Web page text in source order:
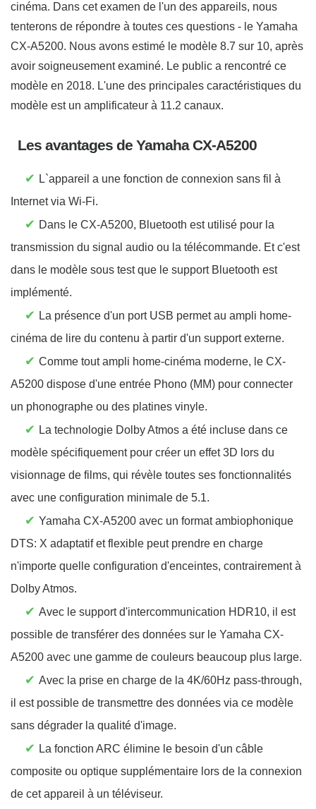
cinéma. Dans cet examen de l'un des appareils, nous
tenterons de répondre à toutes ces questions - le Yamaha
CX-A5200. Nous avons estimé le modèle 8.7 sur 10, après
avoir soigneusement examiné. Le public a rencontré ce
modèle en 2018. L'une des principales caractéristiques du
modèle est un amplificateur à 11.2 canaux.
Les avantages de Yamaha CX-A5200
✔ L`appareil a une fonction de connexion sans fil à
Internet via Wi-Fi.
✔ Dans le CX-A5200, Bluetooth est utilisé pour la
transmission du signal audio ou la télécommande. Et c'est
dans le modèle sous test que le support Bluetooth est
implémenté.
✔ La présence d'un port USB permet au ampli home-
cinéma de lire du contenu à partir d'un support externe.
✔ Comme tout ampli home-cinéma moderne, le CX-
A5200 dispose d'une entrée Phono (MM) pour connecter
un phonographe ou des platines vinyle.
✔ La technologie Dolby Atmos a été incluse dans ce
modèle spécifiquement pour créer un effet 3D lors du
visionnage de films, qui révèle toutes ses fonctionnalités
avec une configuration minimale de 5.1.
✔ Yamaha CX-A5200 avec un format ambiophonique
DTS: X adaptatif et flexible peut prendre en charge
n'importe quelle configuration d'enceintes, contrairement à
Dolby Atmos.
✔ Avec le support d'intercommunication HDR10, il est
possible de transférer des données sur le Yamaha CX-
A5200 avec une gamme de couleurs beaucoup plus large.
✔ Avec la prise en charge de la 4K/60Hz pass-through,
il est possible de transmettre des données via ce modèle
sans dégrader la qualité d'image.
✔ La fonction ARC élimine le besoin d'un câble
composite ou optique supplémentaire lors de la connexion
de cet appareil à un téléviseur.